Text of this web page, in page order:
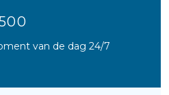
van de dag 24/7